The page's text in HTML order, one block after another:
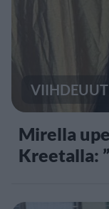
Mirella
Kreetalla: